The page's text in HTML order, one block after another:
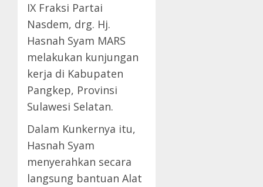
IX Fraksi Partai
Nasdem, drg. Hj.
Hasnah Syam MARS
melakukan kunjungan
kerja di Kabupaten
Pangkep, Provinsi
Sulawesi Selatan.
Dalam Kunkernya itu,
Hasnah Syam
menyerahkan secara
langsung bantuan Alat